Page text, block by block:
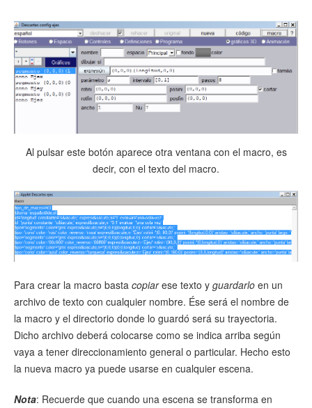
Al pulsar este botón aparece otra ventana con el macro, es
decir, con el texto del macro.
Para crear la macro basta copiarese texto y guardarlo en un
archivo de texto con cualquier nombre. Ése será el nombre de
la macro y el directorio donde lo guardó será su trayectoria.
Dicho archivo deberá colocarse como se indica arriba según
vaya a tener direccionamiento general o particular. Hecho esto
la nueva macro ya puede usarse en cualquier escena.
Nota: Recuerde que cuando una escena se transforma en